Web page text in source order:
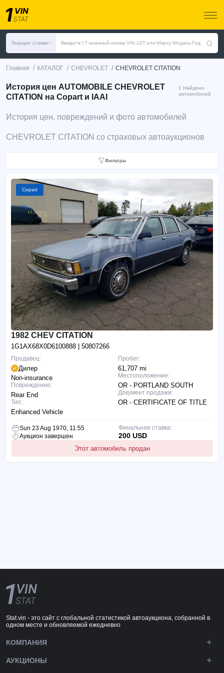
Текущие ставки Введите 17-значный номер VIN, LOT или Марку Модель Год
Главная / КАТАЛОГ / CHEVROLET / CHEVROLET CITATION
История цен AUTOMOBILE CHEVROLET
CITATION на Copart и IAAI
1 Найдено
автомобилей
История цен, повреждений и фото автомобилей
CHEVROLET CITATION со страховых автоаукционов
Фильтры
Copart
1982 CHEV CITATION
1G1AX68X0D6100888 | 50807266
Пробег:
61,707 mi
Местоположение:
OR - PORTLAND SOUTH
Документ продажи:
OR - CERTIFICATE OF TITLE
Продавец:
Дилер
Non-insurance
Повреждение:
Rear End
Тип:
Enhanced Vehicle
Sun 23 Aug 1970, 11:55
Аукцион завершен
Этот автомобиль продан
Финальная ставка:
200 USD
Stat.vin - это сайт с глобальной статистикой автоаукциона, собранной в
одном месте и обновляемой ежедневно
КОМПАНИЯ
АУКЦИОНЫ